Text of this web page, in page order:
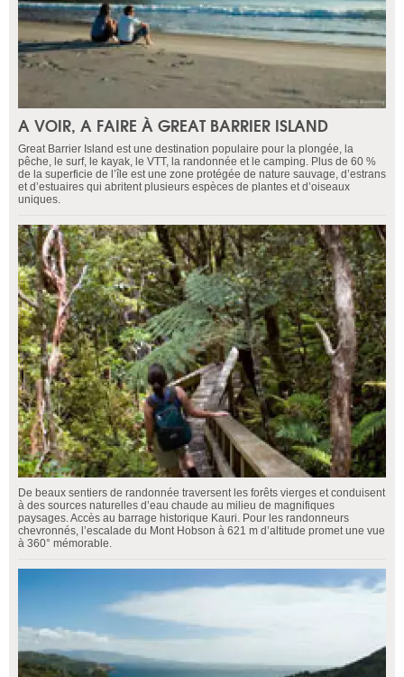
A VOIR, A FAIRE À GREAT BARRIER ISLAND
Great Barrier Island est une destination populaire pour la plongée, la
pêche, le surf, le kayak, le VTT, la randonnée et le camping. Plus de 60 %
de la superficie de l’île est une zone protégée de nature sauvage, d’estrans
et d’estuaires qui abritent plusieurs espèces de plantes et d’oiseaux
uniques.
De beaux sentiers de randonnée traversent les forêts vierges et conduisent
à des sources naturelles d’eau chaude au milieu de magnifiques
paysages. Accès au barrage historique Kauri. Pour les randonneurs
chevronnés, l’escalade du Mont Hobson à 621 m d’altitude promet une vue
à 360° mémorable.